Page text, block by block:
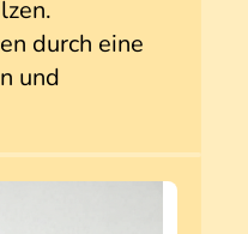
durch eine
und